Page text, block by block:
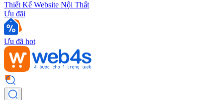
Thiết Kế Website Nội Thất
Ưu đãi
Ưu đã hot